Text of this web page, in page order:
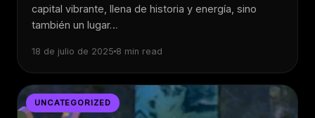
capital vibrante, llena de historia y energía, sino
también un lugar…
18 de julio de 2025 8 min read
UNCATEGORIZED